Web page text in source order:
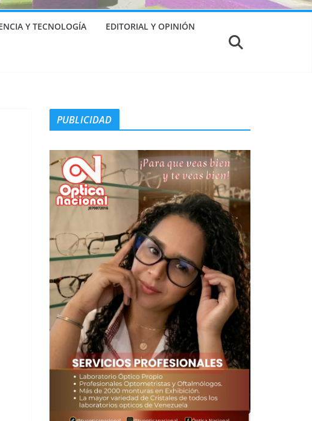
Y TECNOLOGÍA EDITORIAL Y OPINIÓN
PUBLICIDAD